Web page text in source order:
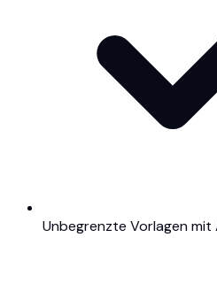
Unbegrenzte Vorlagen